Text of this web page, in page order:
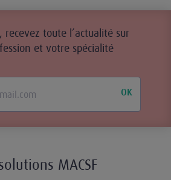
recevez toute l’actualité sur
et votre spécialité
OK
MACSF